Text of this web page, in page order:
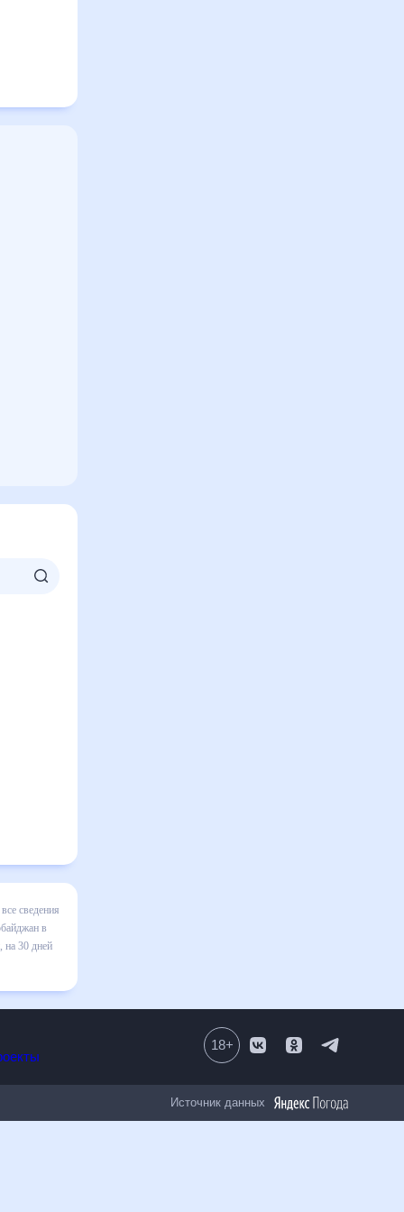
быть
18+
Источник данных